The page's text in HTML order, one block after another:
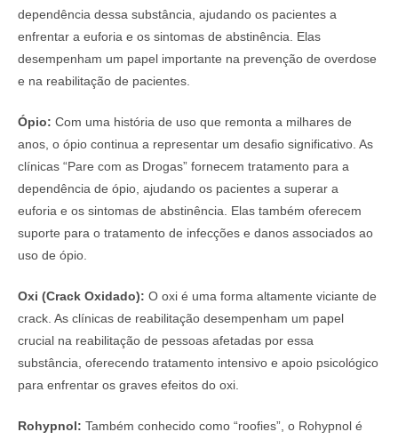
dependência dessa substância, ajudando os pacientes a
enfrentar a euforia e os sintomas de abstinência. Elas
desempenham um papel importante na prevenção de overdose
e na reabilitação de pacientes.
Ópio: Com uma história de uso que remonta a milhares de
anos, o ópio continua a representar um desafio significativo. As
clínicas “Pare com as Drogas” fornecem tratamento para a
dependência de ópio, ajudando os pacientes a superar a
euforia e os sintomas de abstinência. Elas também oferecem
suporte para o tratamento de infecções e danos associados ao
uso de ópio.
Oxi (Crack Oxidado): O oxi é uma forma altamente viciante de
crack. As clínicas de reabilitação desempenham um papel
crucial na reabilitação de pessoas afetadas por essa
substância, oferecendo tratamento intensivo e apoio psicológico
para enfrentar os graves efeitos do oxi.
Rohypnol: Também conhecido como “roofies”, o Rohypnol é